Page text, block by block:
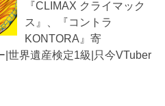
『CLIMAX クライマック
ス』、『コントラ
KONTORA』寄
|世界遺産検定1級|只今VTuber